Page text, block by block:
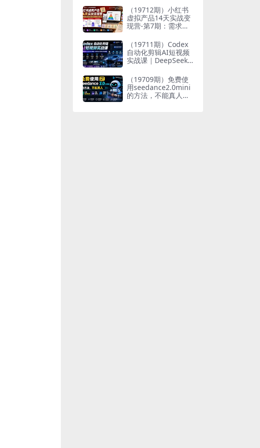
万（19712期）小红书
虚拟产品14天实战变
现营-第7期：需求挖
品矩阵×内容笔记×一
人公司进阶×全链路
（19711期）Codex
自动化剪辑AI短视频
实战课｜DeepSeek
图文成片封装Skill全
流程
（19709期）免费使
用seedance2.0mini
的方法，不能真人，